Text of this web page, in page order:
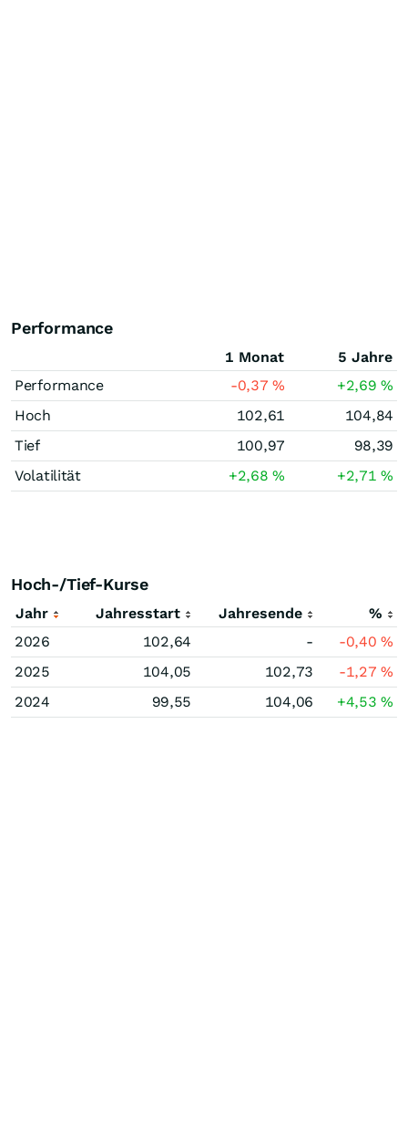
Performance
1 Monat
5 Jahre
Performance
-0,37% +2,69%
Hoch
102,61
104,84
Tief
100,97
98,39
Volatilität
+2,68% +2,71%
Hoch-/Tief-Kurse
Jahr Jahresstart Jahresende
%
2026
102,64 - -0,40%
2025
104,05 102,73 -1,27%
2024
99,55 104,06 +4,53%